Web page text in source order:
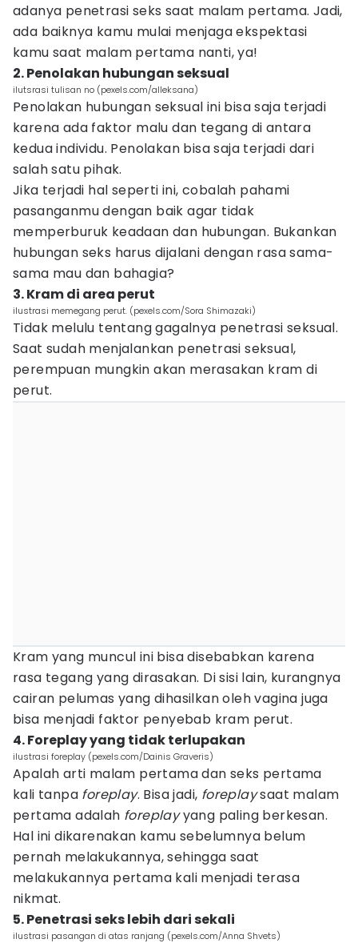
adanya penetrasi seks saat malam pertama. Jadi,
ada baiknya kamu mulai menjaga ekspektasi
kamu saat malam pertama nanti, ya!
2. Penolakan hubungan seksual
ilutsrasi tulisan no (pexels.com/alleksana)
Penolakan hubungan seksual ini bisa saja terjadi
karena ada faktor malu dan tegang di antara
kedua individu. Penolakan bisa saja terjadi dari
salah satu pihak.
Jika terjadi hal seperti ini, cobalah pahami
pasanganmu dengan baik agar tidak
memperburuk keadaan dan hubungan. Bukankan
hubungan seks harus dijalani dengan rasa sama-
sama mau dan bahagia?
3. Kram di area perut
ilustrasi memegang perut. (pexels.com/Sora Shimazaki)
Tidak melulu tentang gagalnya penetrasi seksual.
Saat sudah menjalankan penetrasi seksual,
perempuan mungkin akan merasakan kram di
perut.
Kram yang muncul ini bisa disebabkan karena
rasa tegang yang dirasakan. Di sisi lain, kurangnya
cairan pelumas yang dihasilkan oleh vagina juga
bisa menjadi faktor penyebab kram perut.
4. Foreplay yang tidak terlupakan
ilustrasi foreplay (pexels.com/Dainis Graveris)
Apalah arti malam pertama dan seks pertama
kali tanpa foreplay. Bisa jadi, foreplaysaat malam
pertama adalah foreplayyang paling berkesan.
Hal ini dikarenakan kamu sebelumnya belum
pernah melakukannya, sehingga saat
melakukannya pertama kali menjadi terasa
nikmat.
5. Penetrasi seks lebih dari sekali
ilustrasi pasangan di atas ranjang (pexels.com/Anna Shvets)